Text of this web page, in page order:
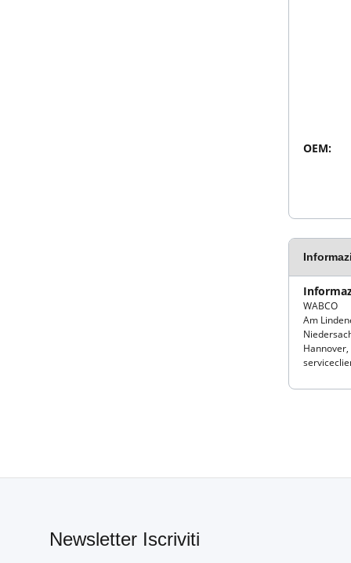
OEM:
WABCO
Am
Newsletter Iscriviti